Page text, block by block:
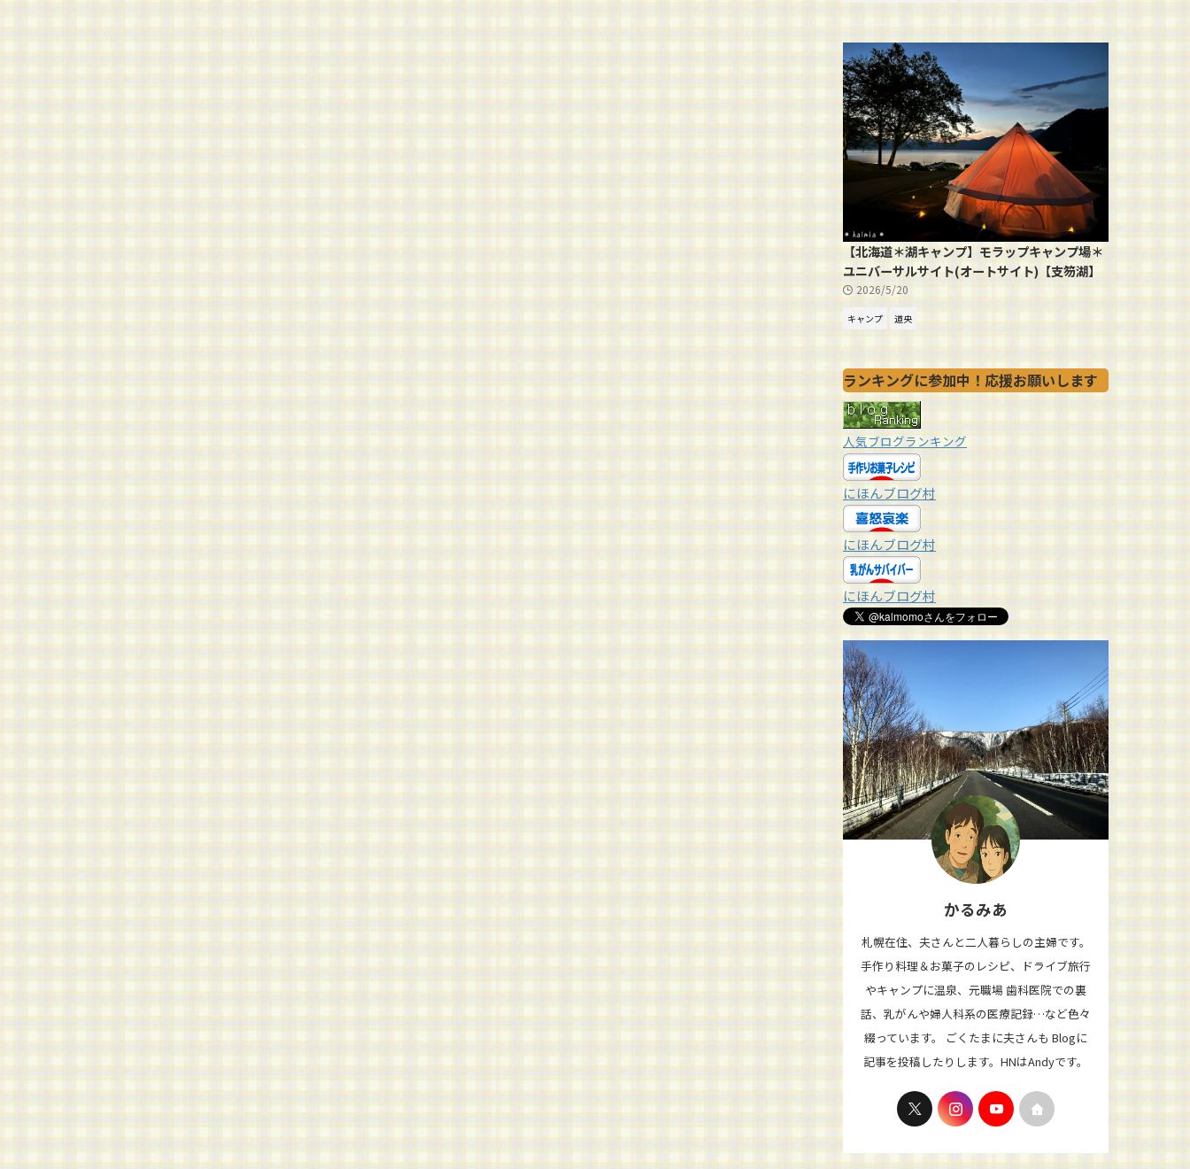
【北海道＊湖キャンプ】モラップキャンプ場＊
ユニバーサルサイト(オートサイト)【支笏湖】
2026/5/20
キャンプ 道央
ランキングに参加中！応援お願いします
人気ブログランキング
にほんブログ村
にほんブログ村
にほんブログ村
かるみあ
札幌在住、夫さんと二人暮らしの主婦です。
手作り料理＆お菓子のレシピ、ドライブ旅行
やキャンプに温泉、元職場 歯科医院での裏
話、乳がんや婦人科系の医療記録…など色々
綴っています。 ごくたまに夫さんも Blogに
記事を投稿したりします。HNはAndyです。